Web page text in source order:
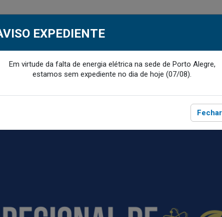
ACESSE ACESSE
O CRQ-V SERVIÇOS PROFISSIONAL
EXPEDIENTE
Em virtude da falta de energia elétrica na sede de Porto Alegre,
estamos sem expediente no dia de hoje (07/08).
Fechar